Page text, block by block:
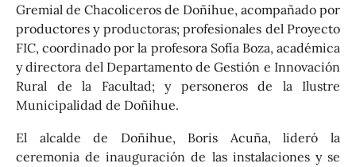
Gremial de Chacoliceros de Doñihue, acompañado por
productores y productoras; profesionales del Proyecto
FIC, coordinado por la profesora Sofía Boza, académica
y directora del Departamento de Gestión e Innovación
Rural de la Facultad; y personeros de la Ilustre
Municipalidad de Doñihue.
El alcalde de Doñihue, Boris Acuña, lideró la
ceremonia de inauguración de las instalaciones y se